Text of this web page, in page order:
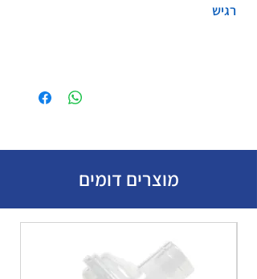
רגיש
מוצרים דומים